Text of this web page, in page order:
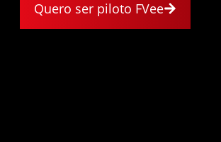
Quero ser piloto FVee